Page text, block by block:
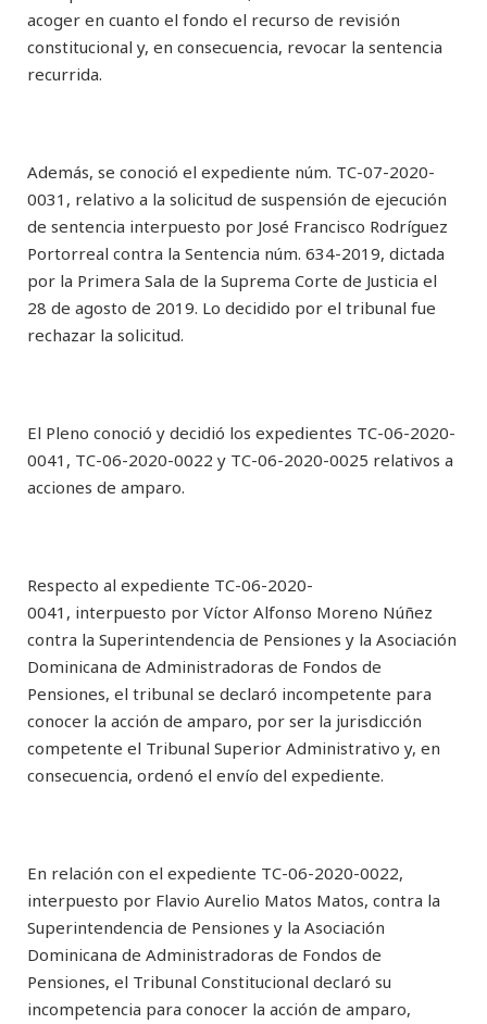
acoger en cuanto el fondo el recurso de revisión
constitucional y, en consecuencia, revocar la sentencia
recurrida.
Además, se conoció el expediente núm. TC-07-2020-
0031, relativo a la solicitud de suspensión de ejecución
de sentencia interpuesto por José Francisco Rodríguez
Portorreal contra la Sentencia núm. 634-2019, dictada
por la Primera Sala de la Suprema Corte de Justicia el
28 de agosto de 2019. Lo decidido por el tribunal fue
rechazar la solicitud.
El Pleno conoció y decidió los expedientes TC-06-2020-
0041, TC-06-2020-0022 y TC-06-2020-0025 relativos a
acciones de amparo.
Respecto al expediente TC-06-2020-
0041, interpuesto por Víctor Alfonso Moreno Núñez
contra la Superintendencia de Pensiones y la Asociación
Dominicana de Administradoras de Fondos de
Pensiones, el tribunal se declaró incompetente para
conocer la acción de amparo, por ser la jurisdicción
competente el Tribunal Superior Administrativo y, en
consecuencia, ordenó el envío del expediente.
En relación con el expediente TC-06-2020-0022,
interpuesto por Flavio Aurelio Matos Matos, contra la
Superintendencia de Pensiones y la Asociación
Dominicana de Administradoras de Fondos de
Pensiones, el Tribunal Constitucional declaró su
incompetencia para conocer la acción de amparo,